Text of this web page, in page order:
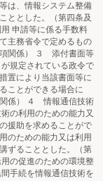
は、情報システム整備
ととした。（第四条及
申請等に係る手数料
主務省令で定めるもの
項関係） ３ 添付書面等
規定されている政令で
置により当該書面等に
ことができる場合に
係） ４ 情報通信技術
の利用のための能力又
援助を求めることがで
のための能力又は利用
ずることとした。（第
の促進のための環境整
手続を情報通信技術を